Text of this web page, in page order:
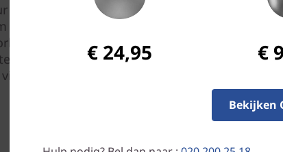
van de batterij en onhandig opladen zijn de
gamers draadloze muizen vermijden. De Legion
en biedt een batterijduur tot 200 uur*
vol is en tot 10 uur na een snelle
de Type-C™-poort.
€ 24,95 €
Bekijken